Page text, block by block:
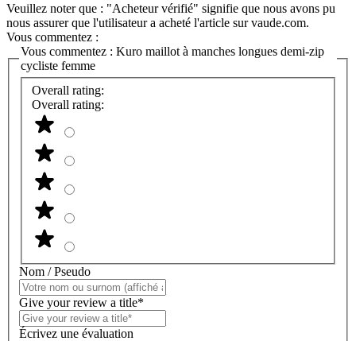
Veuillez noter que : "Acheteur vérifié" signifie que nous avons pu
nous assurer que l'utilisateur a acheté l'article sur vaude.com.
Vous commentez :
Vous commentez : Kuro maillot à manches longues demi-zip
cycliste femme
Overall rating:
Overall rating:
Nom / Pseudo
Give your review a title*
Écrivez une évaluation